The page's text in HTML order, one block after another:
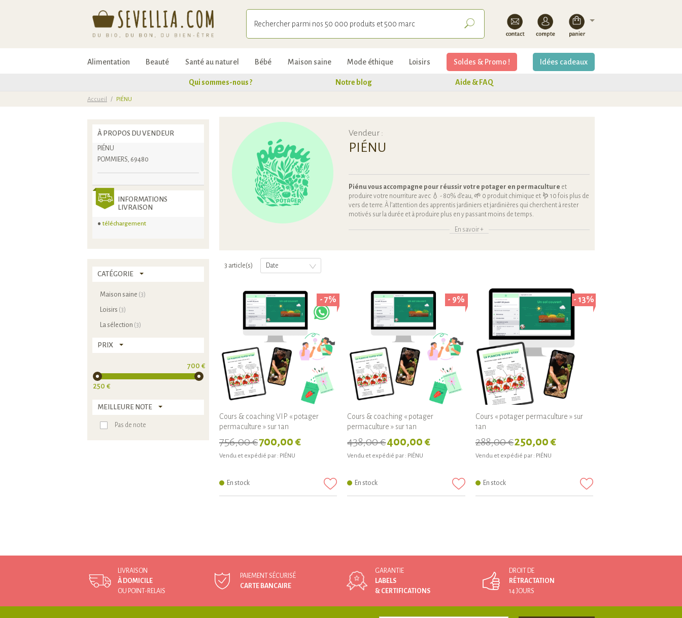
Alimentation Beauté Santé au naturel Bébé Maison saine Mode éthique Loisirs Idées cadeaux
Soldes & Promo !
Qui sommes-nous ? Notre blog Aide & FAQ
Accueil / PIÉNU
Vendeur :
PIÉNU
Piénu vous accompagne pour réussir votre potager en permaculture et
produire votre nourriture avec 💧 - 80% d’eau, 🌱 0 produit chimique et 🪱 10 fois plus de
vers de terre. À l’attention des apprentis jardiniers et jardinières qui cherchent à rester
motivés sur la durée et à produire plus en y passant moins de temps.
En savoir +
3 article(s) Date
- 7%
Cours & coaching VIP « potager
permaculture » sur 1an
756,00 €700,00 €
Vendu et expédié par : PIÉNU
En stock
- 9%
Cours & coaching « potager
permaculture » sur 1an
438,00 €400,00 €
Vendu et expédié par : PIÉNU
En stock
- 13%
Cours « potager permaculture » sur
1an
288,00 €250,00 €
Vendu et expédié par : PIÉNU
En stock
À PROPOS DU VENDEUR
PIÉNU
POMMIERS, 69480
INFORMATIONS
LIVRAISON
téléchargement
CATÉGORIE
Maison saine (3)
Loisirs (3)
La sélection (3)
PRIX
250 €
700 €
MEILLEURE NOTE
Pas de note
LIVRAISON
À DOMICILE
OU POINT-RELAIS
PAIEMENT SÉCURISÉ
CARTE BANCAIRE
GARANTIE
LABELS
& CERTIFICATIONS
DROIT DE
RÉTRACTATION
14 JOURS